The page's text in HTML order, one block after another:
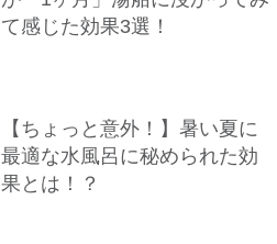
て感じた効果3選！
【ちょっと意外！】暑い夏に
最適な水風呂に秘められた効
果とは！？